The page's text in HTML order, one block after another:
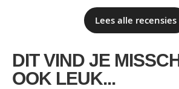
Lees alle recensies
DIT VIND JE
OOK LEUK...